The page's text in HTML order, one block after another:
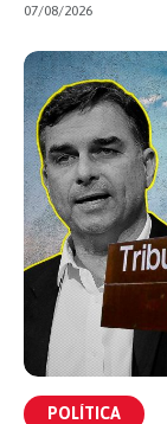
07/08/2026
POLÍTICA